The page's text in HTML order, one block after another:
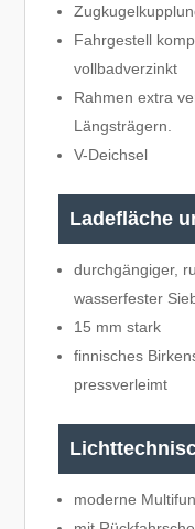
Fahrgestell
vollbadverzinkt
Rahmen extra
Längsträgern.
V-Deichsel
Ladefläche
durchgängiger,
wasserfester
15 mm stark
finnisches
pressverleimt
moderne